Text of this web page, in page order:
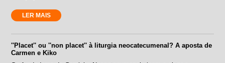
LER MAIS
''Placet'' ou ''non placet'' à liturgia neocatecumenal? A aposta de
Carmen e Kiko